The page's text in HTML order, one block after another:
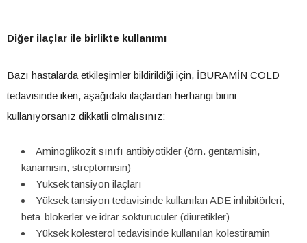
Diğer ilaçlar ile birlikte kullanımı
Bazı hastalarda etkileşimler bildirildiği için, İBURAMİN COLD
tedavisinde iken, aşağıdaki ilaçlardan herhangi birini
kullanıyorsanız dikkatli olmalısınız:
Aminoglikozit sınıfı antibiyotikler (örn. gentamisin,
kanamisin, streptomisin)
Yüksek tansiyon ilaçları
Yüksek tansiyon tedavisinde kullanılan ADE inhibitörleri,
beta-blokerler ve idrar söktürücüler (diüretikler)
Yüksek kolesterol tedavisinde kullanılan kolestiramin